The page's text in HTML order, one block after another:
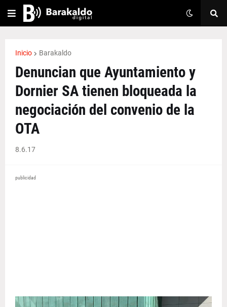
Inicio Barakaldo
Denuncian que Ayuntamiento y
Dornier SA tienen bloqueada la
negociación del convenio de la
OTA
8.6.17
publicidad